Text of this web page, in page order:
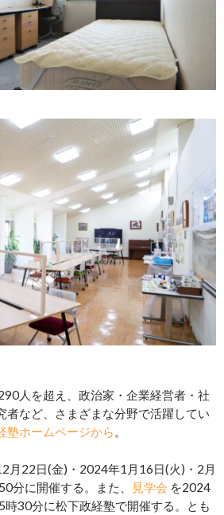
人を超え、政治家・企業経営者・社
者など、さまざまな分野で活躍してい
塾ホームページから 。
月22日(金)・2024年1月16日(火)・2月
分に開催する。また、
見学会 を2024
30分に松下政経塾で開催する。とも